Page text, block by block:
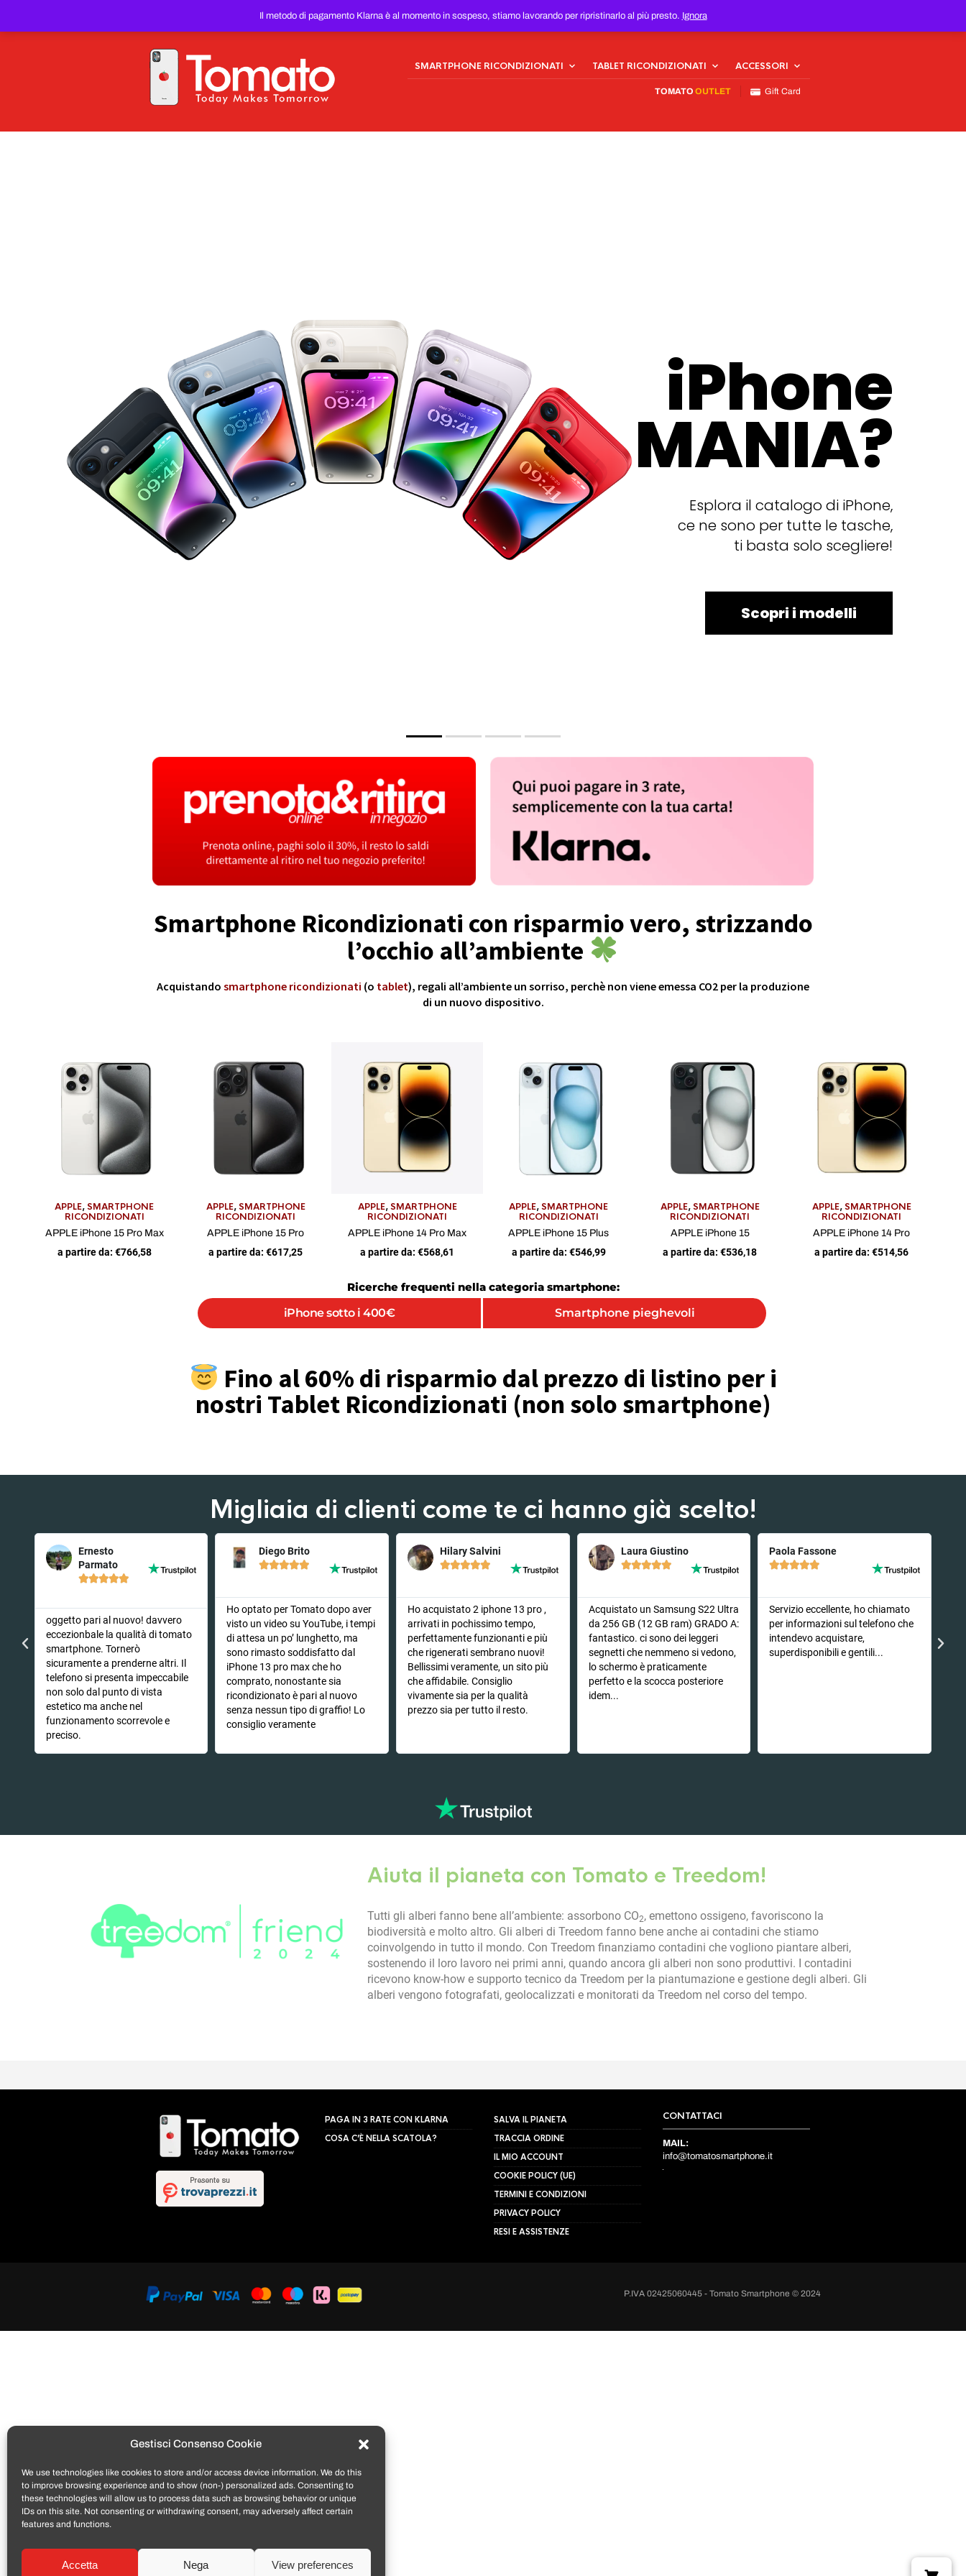
Gestisci Consenso Cookie
We use technologies like cookies to store and/or access device information. We do this
to improve browsing experience and to show (non-) personalized ads. Consenting to
these technologies will allow us to process data such as browsing behavior or unique
IDs on this site. Not consenting or withdrawing consent, may adversely affect certain
features and functions.
Accetta Nega View preferences
Il metodo di pagamento Klarna è al momento in sospeso, stiamo lavorando per ripristinarlo al più presto. Ignora
PREZZO DEL WEB!
SMARTPHONE RICONDIZIONATI TABLET RICONDIZIONATI ACCESSORI
TOMATO OUTLET Gift Card
iPhone
MANIA?
Esplora il catalogo di iPhone,
ce ne sono per tutte le tasche,
ti basta solo scegliere!
Scopri i modelli
Smartphone Ricondizionati con risparmio vero, strizzando
l’occhio all’ambiente
Acquistando smartphone ricondizionati (o tablet), regali all’ambiente un sorriso, perchè non viene emessa CO2 per la produzione
di un nuovo dispositivo.
APPLE,SMARTPHONE
RICONDIZIONATI
APPLE iPhone 15 Pro Max
a partire da: €766,58
APPLE,SMARTPHONE
RICONDIZIONATI
APPLE iPhone 15 Pro
a partire da:€617,25
APPLE,SMARTPHONE
RICONDIZIONATI
APPLE iPhone 14 Pro Max
a partire da:€568,61
APPLE,SMARTPHONE
RICONDIZIONATI
APPLE iPhone 15 Plus
a partire da: €546,99
APPLE,SMARTPHONE
RICONDIZIONATI
APPLE iPhone 15
a partire da:€536,18
APPLE,SMARTPHONE
RICONDIZIONATI
APPLE iPhone 14 Pro
a partire da:€514,56
Ricerche frequenti nella categoria smartphone:
iPhone sotto i 400€
Smartphone pieghevoli
Fino al 60% di risparmio dal prezzo di listino per i
nostri Tablet Ricondizionati (non solo smartphone)
Migliaia di clienti come te ci hanno già scelto!
Ernesto
Parmato

oggetto pari al nuovo! davvero
eccezionbale la qualità di tomato
smartphone. Tornerò
sicuramente a prenderne altri. Il
telefono si presenta impeccabile
non solo dal punto di vista
estetico ma anche nel
funzionamento scorrevole e
preciso.
Diego Brito

Ho optato per Tomato dopo aver
visto un video su YouTube, i tempi
di attesa un po’ lunghetto, ma
sono rimasto soddisfatto dal
iPhone 13 pro max che ho
comprato, nonostante sia
ricondizionato è pari al nuovo
senza nessun tipo di graffio! Lo
consiglio veramente
Hilary Salvini

Ho acquistato 2 iphone 13 pro ,
arrivati in pochissimo tempo,
perfettamente funzionanti e più
che rigenerati sembrano nuovi!
Bellissimi veramente, un sito più
che affidabile. Consiglio
vivamente sia per la qualità
prezzo sia per tutto il resto.
Laura Giustino

Acquistato un Samsung S22 Ultra
da 256 GB (12 GB ram) GRADO A:
fantastico. ci sono dei leggeri
segnetti che nemmeno si vedono,
lo schermo è praticamente
perfetto e la scocca posteriore
idem...
Paola Fassone

Servizio eccellente, ho chiamato
per informazioni sul telefono che
intendevo acquistare,
superdisponibili e gentili...
Aiuta il pianeta con Tomato e Treedom!
Tutti gli alberi fanno bene all’ambiente: assorbono CO2, emettono ossigeno, favoriscono la
biodiversità e molto altro. Gli alberi di Treedom fanno bene anche ai contadini che stiamo
coinvolgendo in tutto il mondo. Con Treedom finanziamo contadini che vogliono piantare alberi,
sostenendo il loro lavoro nei primi anni, quando ancora gli alberi non sono produttivi. I contadini
ricevono know-how e supporto tecnico da Treedom per la piantumazione e gestione degli alberi. Gli
alberi vengono fotografati, geolocalizzati e monitorati da Treedom nel corso del tempo.
PAGA IN 3 RATE CON KLARNA
COSA C’È NELLA SCATOLA?
SALVA IL PIANETA
TRACCIA ORDINE
IL MIO ACCOUNT
COOKIE POLICY (UE)
TERMINI E CONDIZIONI
PRIVACY POLICY
RESI E ASSISTENZE
CONTATTACI
MAIL:
info@tomatosmartphone.it
P.IVA 02425060445 - Tomato Smartphone © 2024